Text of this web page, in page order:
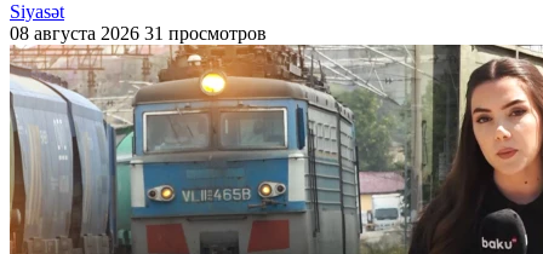
Siyasət
08 августа 2026 31 просмотров